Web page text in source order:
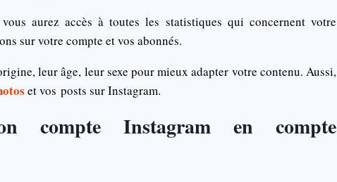
aurez accès à toutes les statistiques qui concernent votre
sur votre compte et vos abonnés.
leur âge, leur sexe pour mieux adapter votre contenu. Aussi,
et vos posts sur Instagram.
compte Instagram en compte